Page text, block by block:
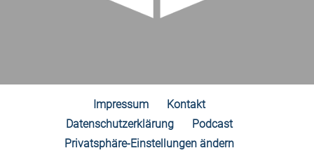
Impressum
Kontakt
Datenschutzerklärung
Podcast
Privatsphäre-Einstellungen ändern